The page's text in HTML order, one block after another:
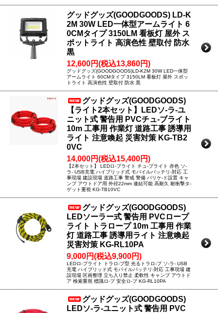
グッドグッズ(GOODGOODS) LD-K
2M 30W LED一体型アームライト 6
0CMタイプ 3150LM 看板灯 屋外 ス
ポットライト 高演色性 壁取付 防水
黒
12,600円(税込13,860円)
グッドグッズ(GOODGOODS)LD-K2M 30W LED一体型
アームライト 60CMタイプ 3150LM 看板灯 屋外 スポッ
トライト 高演色性 壁取付 防水 黒
グッドグッズ(GOODGOODS)
【ライト2本セット】LEDソ-ラ-ユ
ニット式 警告用 PVCチュ-ブライト
10m 工事用 作業灯 道路工事 誘導用
ライト 注意喚起 災害対策 KG-TB2
0VC
14,000円(税込15,400円)
【2本セット】 LEDロ-プライト チュ-ブライト 赤色 ソ-
ラ- USB充電 ハイブリッド式 モバイルバッテリ-対応 工
事現場 建設現場 道路工事 警戒 警備 バリケ-ド設置 キャ
ンプ アウトドア用 外径22mm 連結可能 高耐久 耐衝撃タ-
ゲット重視 KG-TB10VC
グッドグッズ(GOODGOODS)
LEDソーラー式 警告用 PVCロープ
ライト トラロープ 10m 工事用 作業
灯 道路工事 誘導用ライト 注意喚起
災害対策 KG-RL10PA
9,000円(税込9,900円)
LEDロ-プライト トラロ-プ型 光るトラロ-プ ソ-ラ- USB
充電 ハイブリッド式 モバイルバッテリ-対応 工事現場 建
設現場 区画整理 立ち入り禁止 柔軟性 キャンプ アウトド
ア 検索重視 標識ロ-プ 安全ロ-プ KG-RL10PA
グッドグッズ(GOODGOODS)
LEDソ-ラ-ユニット式 警告用 PVC